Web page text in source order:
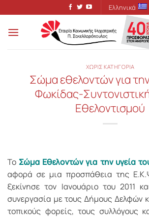
στο
περιεχόμενο
Ελληνικά
ΧΩΡΙΣ ΚΑΤΗΓΟΡΙΑ
Σώμα εθελοντών για
Φωκίδας-
Εθελοντισμού
Το Σώμα Εθελοντών για την υγεία
αφορά σε μια προσπάθεια της
ξεκίνησε τον Ιανουάριο του 2011
συνεργασία με τους Δήμους Δελφών
τοπικούς φορείς, τους συλλόγους